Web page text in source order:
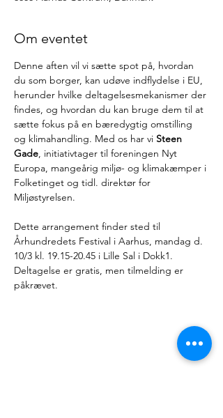
Om eventet
Denne aften vil vi sætte spot på, hvordan
du som borger, kan udøve indflydelse i EU,
herunder hvilke deltagelsesmekanismer der
findes, og hvordan du kan bruge dem til at
sætte fokus på en bæredygtig omstilling
og klimahandling. Med os har vi Steen
Gade, initiativtager til foreningen Nyt
Europa, mangeårig miljø- og klimakæmper i
Folketinget og tidl. direktør for
Miljøstyrelsen.
Dette arrangement finder sted til
Århundredets Festival i Aarhus, mandag d.
10/3 kl. 19.15-20.45 i Lille Sal i Dokk1.
Deltagelse er gratis, men tilmelding er
påkrævet.